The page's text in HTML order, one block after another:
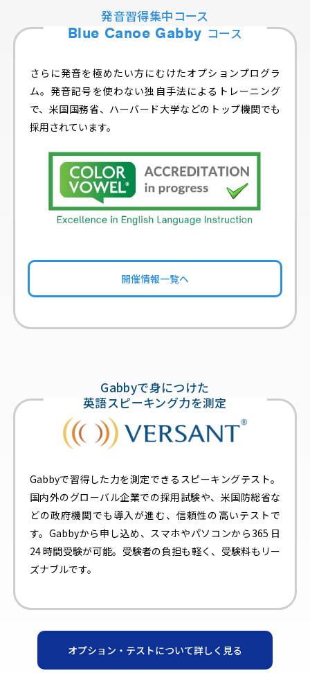
発音習得集中コース
Blue Canoe Gabby コース
さらに発音を極めたい方にむけたオプションプログラ
ム。発音記号を使わない独自手法によるトレーニング
で、米国国務省、ハーバード大学などのトップ機関でも
採用されています。
開催情報一覧へ
Gabbyで身につけた
英語スピーキング力を測定
Gabbyで習得した力を測定できるスピーキングテスト。
国内外のグローバル企業での採用試験や、米国防総省な
どの政府機関でも導入が進む、信頼性の高いテストで
す。Gabbyから申し込め、スマホやパソコンから365 日
24 時間受験が可能。受験者の負担も軽く、受験料もリー
ズナブルです。
オプション・テストについて詳しく見る